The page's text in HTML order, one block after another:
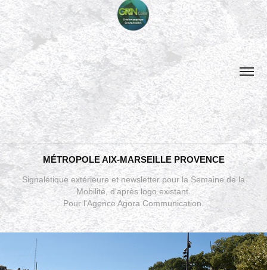
MÉTROPOLE AIX-MARSEILLE PROVENCE
Signalétique extérieure et newsletter pour la Semaine de la
Mobilité, d'après logo existant.
Pour l'Agence Agora Communication.